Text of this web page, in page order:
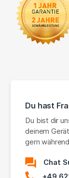
Du hast
Du bist dir
deinem
gern
Chat
+49